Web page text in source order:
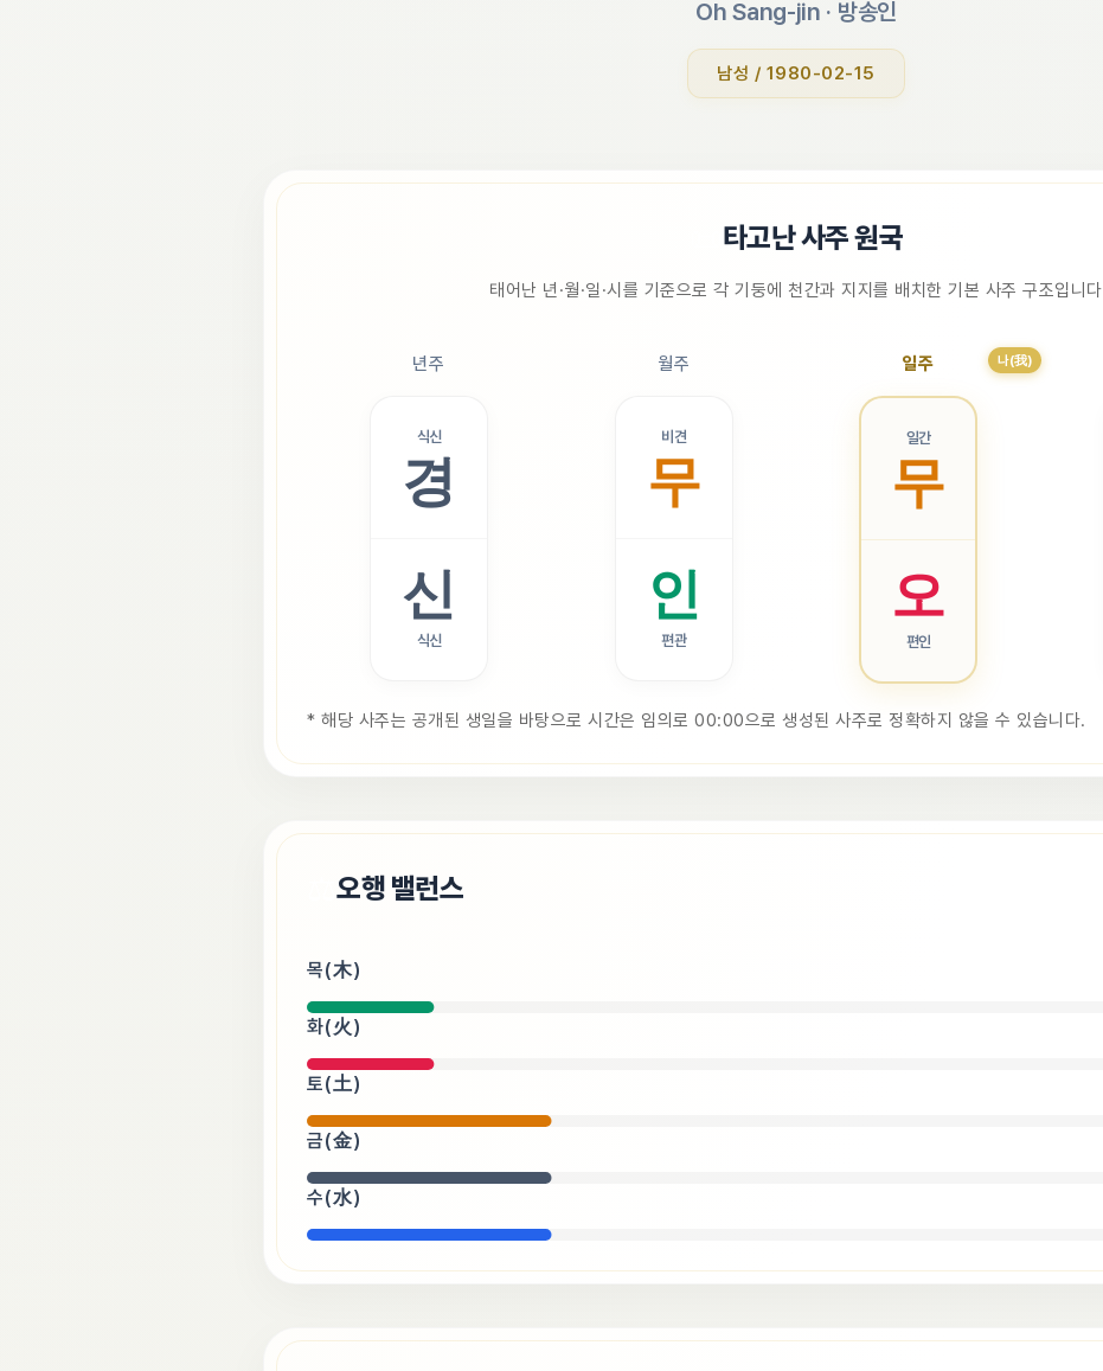
Oh Sang-jin · 방송인
남성 / 1980-02-15
타고난 사주 원국
태어난 년·월·일·시를 기준으로 각 기둥에 천간과 지지를 배치한 기본 사주 구조입니다
일주
일간
무
오
편인
나(我)
월주
비견
무
인
편관
년주
식신
경
신
식신
* 해당 사주는 공개된 생일을 바탕으로 시간은 임의로 00:00으로 생성된 사주로 정확하지 않을 수 있습니다.
오행 밸런스
목(木)
화(火)
토(土)
금(金)
수(水)